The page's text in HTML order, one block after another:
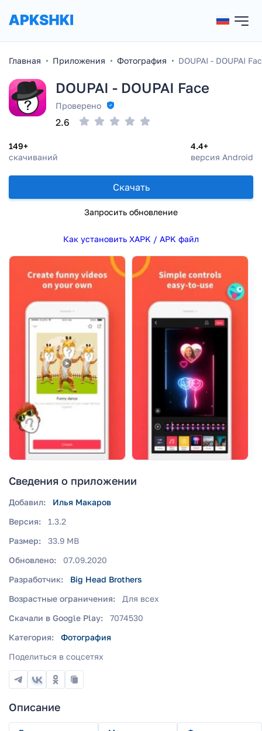
Главная Приложения Фотография DOUPAI - DOUPAI
DOUPAI - DOUPAI Face
Проверено
149+
скачиваний
4.4+
версия Android
2.6
Скачать
Запросить обновление
Как установить XAPK / APK файл
Сведения о приложении
Добавил:
Илья Макаров
Версия:
1.3.2
Размер:
33.9 MB
Обновлено:
07.09.2020
Разработчик:
Big Head Brothers
Возрастные ограничения:
Для всех
Скачали в Google Play:
7074530
Категория:
Фотография
Поделиться в соцсетях
Описание